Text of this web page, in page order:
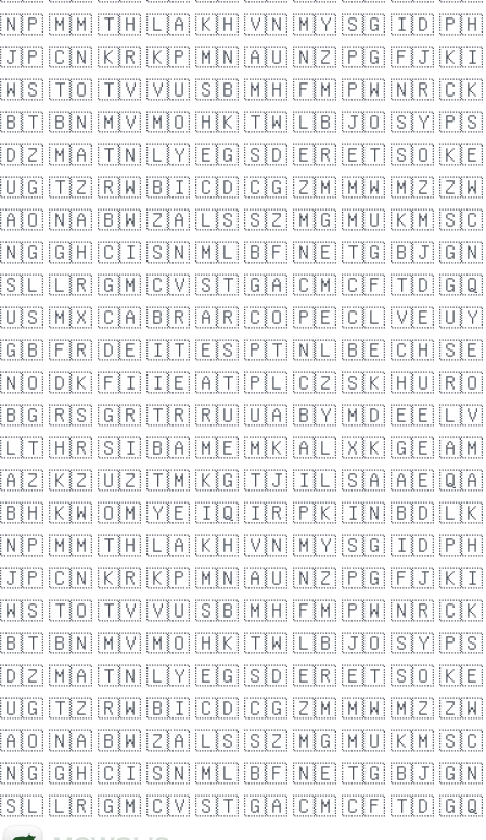
🇳🇵🇲🇲🇹🇭🇱🇦🇰🇭🇻🇳🇲🇾🇸🇬🇮🇩🇵🇭
🇯🇵🇨🇳🇰🇷🇰🇵🇲🇳🇦🇺🇳🇿🇵🇬🇫🇯🇰🇮
🇼🇸🇹🇴🇹🇻🇻🇺🇸🇧🇲🇭🇫🇲🇵🇼🇳🇷🇨🇰
🇧🇹🇧🇳🇲🇻🇲🇴🇭🇰🇹🇼🇱🇧🇯🇴🇸🇾🇵🇸
🇩🇿🇲🇦🇹🇳🇱🇾🇪🇬🇸🇩🇪🇷🇪🇹🇸🇴🇰🇪
🇺🇬🇹🇿🇷🇼🇧🇮🇨🇩🇨🇬🇿🇲🇲🇼🇲🇿🇿🇼
🇦🇴🇳🇦🇧🇼🇿🇦🇱🇸🇸🇿🇲🇬🇲🇺🇰🇲🇸🇨
🇳🇬🇬🇭🇨🇮🇸🇳🇲🇱🇧🇫🇳🇪🇹🇬🇧🇯🇬🇳
🇸🇱🇱🇷🇬🇲🇨🇻🇸🇹🇬🇦🇨🇲🇨🇫🇹🇩🇬🇶
🇺🇸🇲🇽🇨🇦🇧🇷🇦🇷🇨🇴🇵🇪🇨🇱🇻🇪🇺🇾
🇬🇧🇫🇷🇩🇪🇮🇹🇪🇸🇵🇹🇳🇱🇧🇪🇨🇭🇸🇪
🇳🇴🇩🇰🇫🇮🇮🇪🇦🇹🇵🇱🇨🇿🇸🇰🇭🇺🇷🇴
🇧🇬🇷🇸🇬🇷🇹🇷🇷🇺🇺🇦🇧🇾🇲🇩🇪🇪🇱🇻
🇱🇹🇭🇷🇸🇮🇧🇦🇲🇪🇲🇰🇦🇱🇽🇰🇬🇪🇦🇲
🇦🇿🇰🇿🇺🇿🇹🇲🇰🇬🇹🇯🇮🇱🇸🇦🇦🇪🇶🇦
🇧🇭🇰🇼🇴🇲🇾🇪🇮🇶🇮🇷🇵🇰🇮🇳🇧🇩🇱🇰
🇳🇵🇲🇲🇹🇭🇱🇦🇰🇭🇻🇳🇲🇾🇸🇬🇮🇩🇵🇭
🇯🇵🇨🇳🇰🇷🇰🇵🇲🇳🇦🇺🇳🇿🇵🇬🇫🇯🇰🇮
🇼🇸🇹🇴🇹🇻🇻🇺🇸🇧🇲🇭🇫🇲🇵🇼🇳🇷🇨🇰
🇧🇹🇧🇳🇲🇻🇲🇴🇭🇰🇹🇼🇱🇧🇯🇴🇸🇾🇵🇸
🇩🇿🇲🇦🇹🇳🇱🇾🇪🇬🇸🇩🇪🇷🇪🇹🇸🇴🇰🇪
🇺🇬🇹🇿🇷🇼🇧🇮🇨🇩🇨🇬🇿🇲🇲🇼🇲🇿🇿🇼
🇦🇴🇳🇦🇧🇼🇿🇦🇱🇸🇸🇿🇲🇬🇲🇺🇰🇲🇸🇨
🇳🇬🇬🇭🇨🇮🇸🇳🇲🇱🇧🇫🇳🇪🇹🇬🇧🇯🇬🇳
🇸🇱🇱🇷🇬🇲🇨🇻🇸🇹🇬🇦🇨🇲🇨🇫🇹🇩🇬🇶